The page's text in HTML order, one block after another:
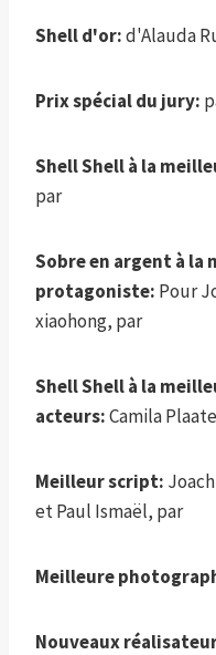
Shell d'or:d'Alauda
Prix ​​spécial du jury:
Shell Shell à la
par
Sobre en argent à
protagoniste: Pour
xiaohong, par
Shell Shell à la
acteurs:Camila
Meilleur script:
et Paul Ismaël, par
Meilleure
Nouveaux